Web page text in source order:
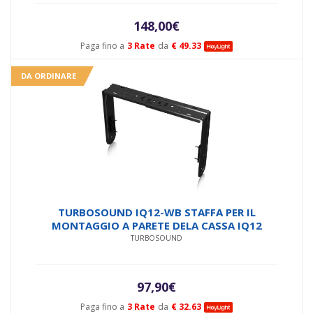
Paga fino a 3 Rate da € 49.33
148,00€
DA ORDINARE
Paga fino a 3 Rate da € 32.63
TURBOSOUND IQ12-WB STAFFA PER IL
MONTAGGIO A PARETE DELA CASSA IQ12
TURBOSOUND
97,90€